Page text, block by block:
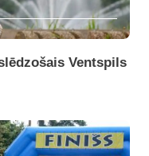
Ventspils